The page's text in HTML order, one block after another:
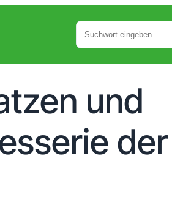
Suchen
und
der